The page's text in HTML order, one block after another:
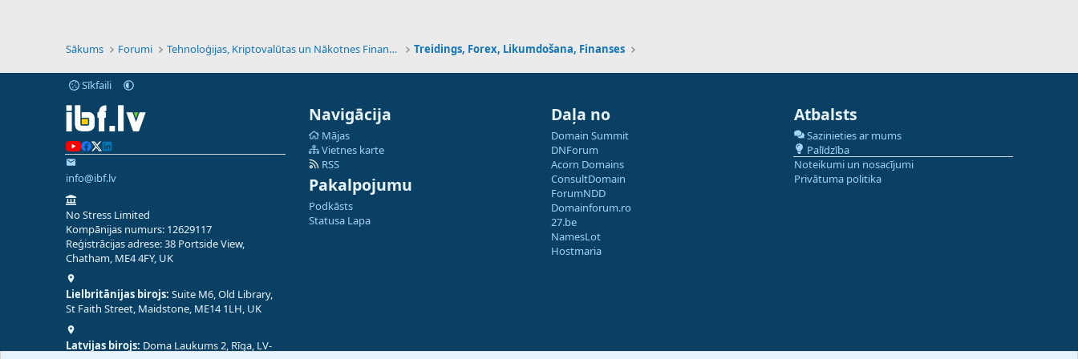
Sākums Forumi Tehnoloģijas, Kriptovalūtas un Nākotnes Finanses Treidings, Forex, Likumdošana, Finanses
Sīkfaili
info@ibf.lv
No Stress Limited
Kompānijas numurs: 12629117
Reģistrācijas adrese: 38 Portside View,
Chatham, ME4 4FY, UK
Lielbritānijas birojs: Suite M6, Old Library,
St Faith Street, Maidstone, ME14 1LH, UK
Latvijas birojs: Doma Laukums 2, Rīga, LV-
Navigācija
Mājas
Vietnes karte
RSS
Pakalpojumu
Podkāsts
Statusa Lapa
Daļa no
Domain Summit
DNForum
Acorn Domains
ConsultDomain
ForumNDD
Domainforum.ro
27.be
NamesLot
Hostmaria
Atbalsts
Sazinieties ar mums
Palīdzība
Noteikumi un nosacījumi
Privātuma politika